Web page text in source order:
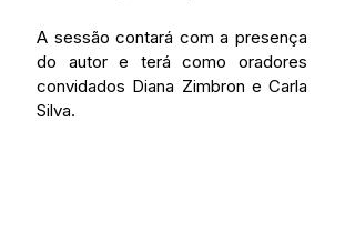
A sessão contará com a presença
do autor e terá como oradores
convidados Diana Zimbron e Carla
Silva.